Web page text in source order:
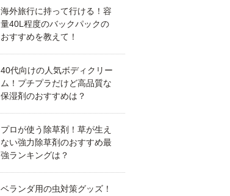
海外旅行に持って行ける！容
量40L程度のバックパックの
おすすめを教えて！
40代向けの人気ボディクリー
ム！プチプラだけど高品質な
保湿剤のおすすめは？
プロが使う除草剤！草が生え
ない強力除草剤のおすすめ最
強ランキングは？
ベランダ用の虫対策グッズ！